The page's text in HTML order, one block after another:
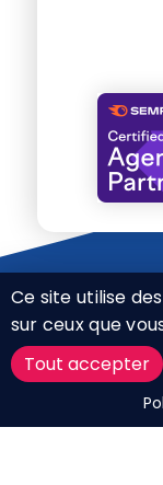
Ce site utilise
sur ceux que
Tout accepter